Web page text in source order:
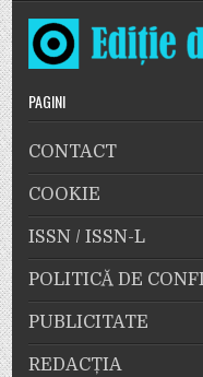
PAGINI
CONTACT
COOKIE
ISSN / ISSN-L
POLITICĂ DE
PUBLICITATE
REDACȚIA